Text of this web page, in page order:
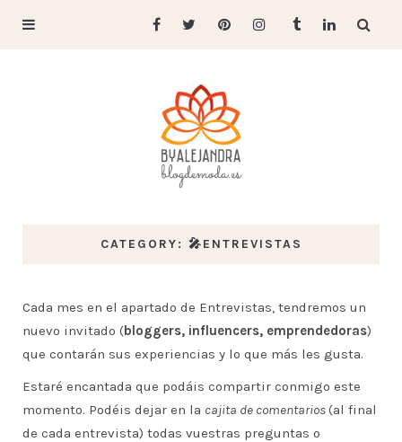
CATEGORY: 🎤ENTREVISTAS
Cada mes en el apartado de Entrevistas, tendremos un
nuevo invitado (bloggers, influencers, emprendedoras)
que contarán sus experiencias y lo que más les gusta.
Estaré encantada que podáis compartir conmigo este
momento. Podéis dejar en la cajita de comentarios(al final
de cada entrevista) todas vuestras preguntas o